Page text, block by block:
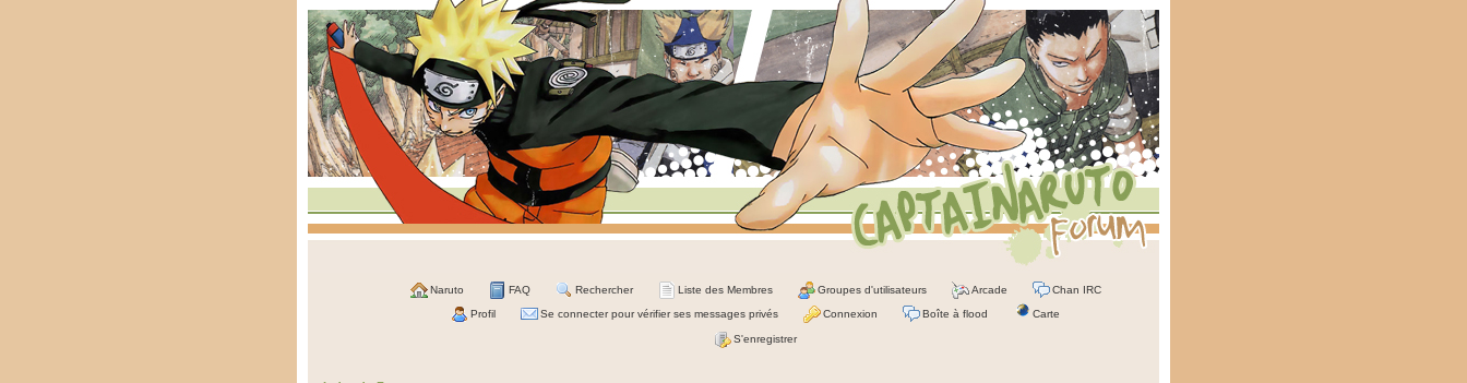
Naruto FAQ Rechercher Liste des Membres Groupes d'utilisateurs Arcade Chan IRC
Profil Se connecter pour vérifier ses messages privés Connexion Boîte à flood Carte
S'enregistrer